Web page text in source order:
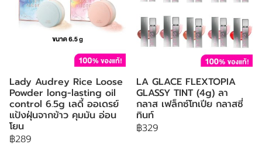
Lady Audrey Rice Loose
Powder long-lasting oil
control 6.5g เลดี้ ออเดรย์
แป้งฝุ่นจากข้าว คุมมัน อ่อน
โยน
฿289
LA GLACE FLEXTOPIA
GLASSY TINT (4g) ลา
กลาส เฟล็กซ์โทเปีย กลาสซี่
ทินท์
฿329